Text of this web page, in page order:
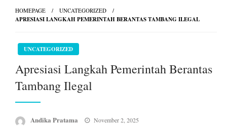
HOMEPAGE UNCATEGORIZED
APRESIASI LANGKAH PEMERINTAH BERANTAS TAMBANG ILEGAL
UNCATEGORIZED
Apresiasi Langkah Pemerintah Berantas
Tambang Ilegal
Andika Pratama
Posted
November 2, 2025